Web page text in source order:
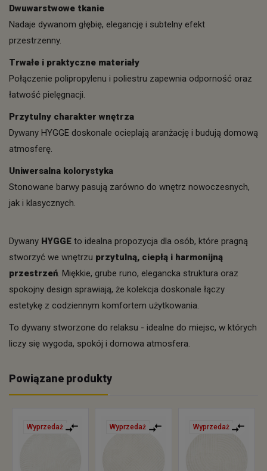
Dwuwarstwowe tkanie
Nadaje dywanom głębię, elegancję i subtelny efekt
przestrzenny.
Trwałe i praktyczne materiały
Połączenie polipropylenu i poliestru zapewnia odporność oraz
łatwość pielęgnacji.
Przytulny charakter wnętrza
Dywany HYGGE doskonale ocieplają aranżację i budują domową
atmosferę.
Uniwersalna kolorystyka
Stonowane barwy pasują zarówno do wnętrz nowoczesnych,
jak i klasycznych.
Dywany HYGGE to idealna propozycja dla osób, które pragną
stworzyć we wnętrzu przytulną, ciepłą i harmonijną
przestrzeń. Miękkie, grube runo, elegancka struktura oraz
spokojny design sprawiają, że kolekcja doskonale łączy
estetykę z codziennym komfortem użytkowania.
To dywany stworzone do relaksu - idealne do miejsc, w których
liczy się wygoda, spokój i domowa atmosfera.
Powiązane produkty
Wyprzedaż Wyprzedaż Wyprzedaż